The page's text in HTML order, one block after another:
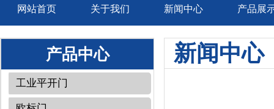
网站首页 关于我们 新闻中心 产品展
产品中心
工业平开门
新闻中心